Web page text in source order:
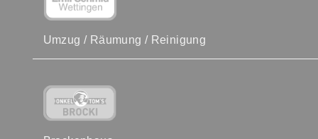
Umzug / Räumung / Reinigung